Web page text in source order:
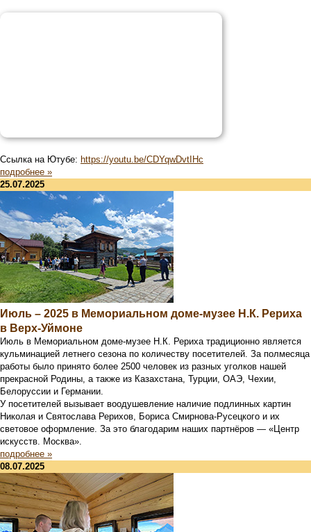
Ссылка на Ютубе: https://youtu.be/CDYqwDvtIHc
подробнее »
25.07.2025
Июль – 2025 в Мемориальном доме-музее Н.К. Рериха
в Верх-Уймоне
Июль в Мемориальном доме-музее Н.К. Рериха традиционно является
кульминацией летнего сезона по количеству посетителей. За полмесяца
работы было принято более 2500 человек из разных уголков нашей
прекрасной Родины, а также из Казахстана, Турции, ОАЭ, Чехии,
Белоруссии и Германии.
У посетителей вызывает воодушевление наличие подлинных картин
Николая и Святослава Рерихов, Бориса Смирнова-Русецкого и их
световое оформление. За это благодарим наших партнёров — «Центр
искусств. Москва».
подробнее »
08.07.2025